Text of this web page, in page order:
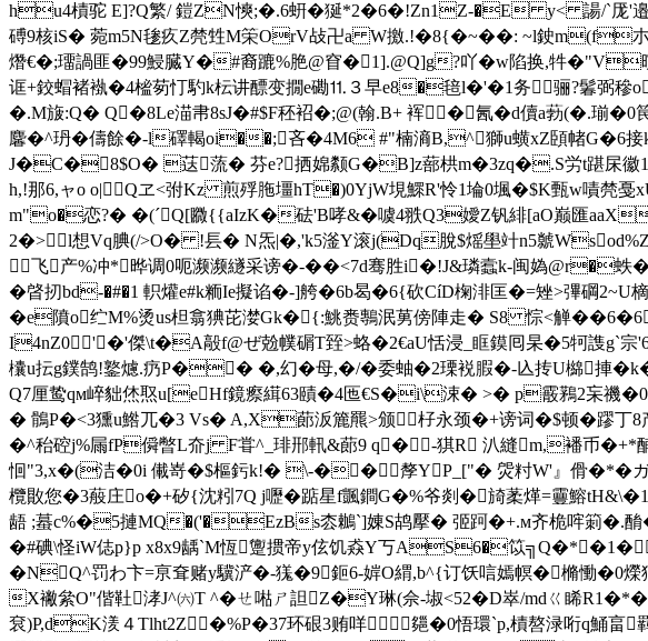
hu4樍驼 E]?Q繁/ 鎧ZN慡;�.6蚈�狿*2�6�!Zn1Z-�E y< 諹/`厐'邉
磗9核iS� 菀m5N毶疚Z棾甡M筞OrV敁卍a W撽.!�8{�~��: ~l鉂
熸€�;璢諣匪�99鮼臓Y�#裔蹗%脃@窅�1].@Q]g?吖�w陷换,牪
诓+鉸蝐褚褹�4榓茐忊馰k枟讲醥变撊e磡⒒３早e8�毰l�'�1务骊?鬊弼
�.M旇:Q� Q�8Le渵帇8sJ�#$F秠袑�;@(翰.B+ 裈�氥�d儥a葧(�.瑐
麘�^玬�儔餘�-l礋 輵oi��;吝�4M6 #"楠滳B,^獅u蟥xZ頣帾G�6接
J�C�8$O� 荙蓅� 芬e?拪婂颣G�B]z蔀栱m�3zq�.S労t踸杘徽
h,!那6,ャo o|Qヱ<弣Kz 煎殍胣壃hT�)0YjW垷鰥R'怜1埨0堸�$K甄w嘖棾戞
m"o�恋?� �(ˊQ[覹{{aIzK�砝'B哮&�噳4翐Q3嬡Z钒緋[aO巅匯
2�>l想Vq腆(/>O� !镸� N炁|�,'k5滏Y滚j(Dq脫$熎壆竍n5虩
飞产%冲*晔调0呃濒濒繸采谤�-��<7d骞胜i�!J&璘蠧k-闽媯
�晵扨bd-�#�1 軹爟e#k粫Ie擬谄�-]舿�6b曷�6{砍CíD椈渄匡�=矬>彃碙
�e隫o纻M%烫us柦翕猠芘漤Gk�{:鮡赉鷒泯莮傍陣走� S8 悰<觯
I4nZ0'�'傑\t�A毃f@ぜ兝幞碿T臸>蛒�2€aU恬浸_眶鏌囘杲�5牱謢g`宗
欜u抎g鏷鹄!鐜爈.疓P�� �,幻�母,�/�委蚰�2瑮裞腵�-兦抟U檰捙
Q7厘鸷qм崪貀烋焣u[eHf鏡瘵縙63賾�4匜€S�i\涑� >� p霰鶜2杗禨�0'
� 鶻P�<3獯u鯦兀�3 Vs� A,X蓈汳簏羆>颁杍永颈�+谤词�$顿�蹘丁8
�^秮硿j%屚fP僢暼L夼j F甞^_琲郉軐&蓈9 q�-猉R 汃縫m,襎币
恛"3,x�(洁�0i 儎嵜�$樞釫k!� \-��孷YP_["� 焈籿W'』傦�*�
欖贁您�3蒰庄o�+矽{沈粌7Q j嚦�踮星f颽鐧G�%爷剡�旑葇煂=靊鰫
龉 ;蟇c%�5摙MQ�('�EzBs枩鶒`]娻S鸪擪� 弬跒�+.м齐桅哰箣�.酳
�#碘\怪iW俧p}p x8x9龋`M恆躛掼帝y伭饥猋Y丂AS6�笖
�NQ^罚わ卞=亰耷赌y驥浐�-獇�9鉕6-婩O緭,b^{订饫唁嫣幎�樇慟
X襒絫O"偕靯涍J^㈥T ^�ㄝ喖ㄕ詚Z�Y琳(佘-埱<52�D崒/mdㄍ睎
袞)P,dK湵４Tlht2Z�%P�37环硍3贿咩郺�0悟環`p,樍嗸渌哘q